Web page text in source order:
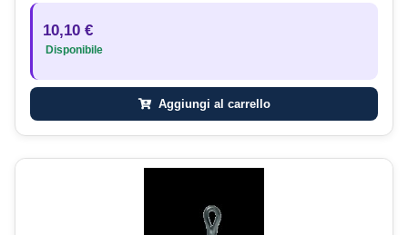
10,10 €
Disponibile
Aggiungi al carrello